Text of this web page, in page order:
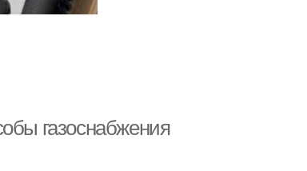
газоснабжения